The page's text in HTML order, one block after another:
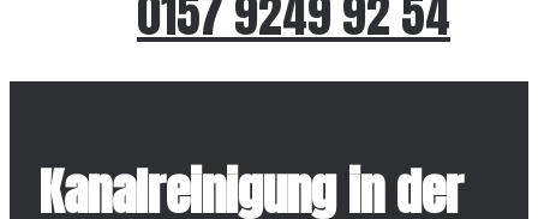
0157 9249 92 54
Kanalreinigung in der